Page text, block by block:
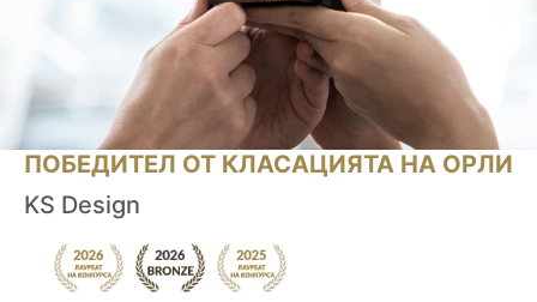
ПОБЕДИТЕЛ ОТ КЛАСАЦИЯТА НА ОРЛИ
KS Design